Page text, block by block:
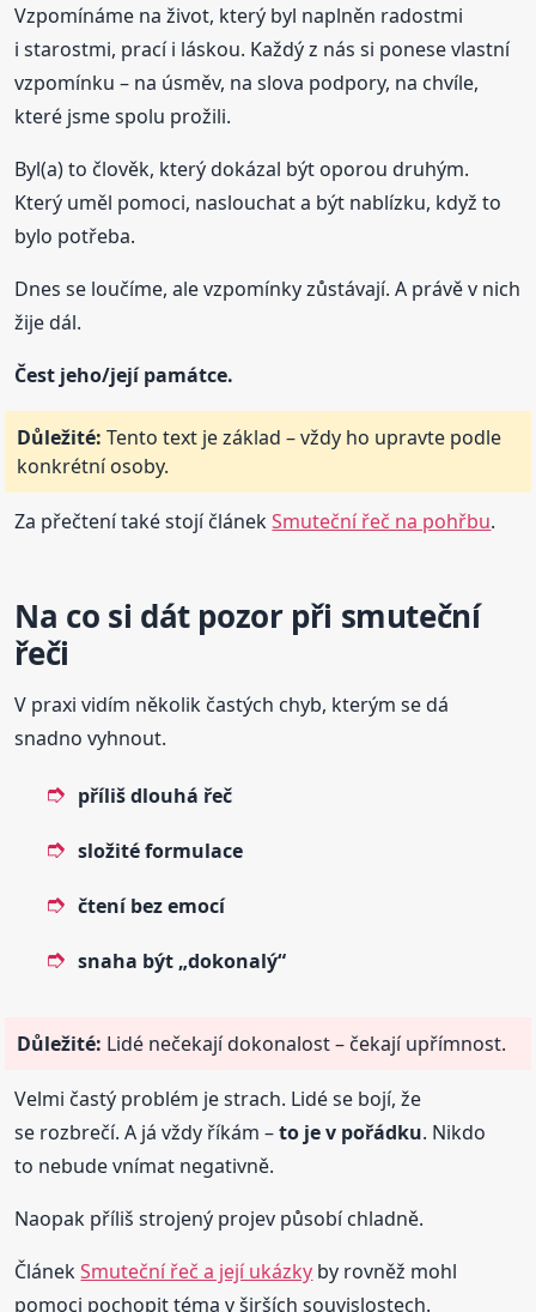
Vzpomínáme na život, který byl naplněn radostmi
i starostmi, prací i láskou. Každý z nás si ponese vlastní
vzpomínku – na úsměv, na slova podpory, na chvíle,
které jsme spolu prožili.
Byl(a) to člověk, který dokázal být oporou druhým.
Který uměl pomoci, naslouchat a být nablízku, když to
bylo potřeba.
Dnes se loučíme, ale vzpomínky zůstávají. A právě v nich
žije dál.
Čest jeho/její památce.
Důležité: Tento text je základ – vždy ho upravte podle
konkrétní osoby.
Za přečtení také stojí článekSmuteční řeč na pohřbu.
Na co si dát pozor při smuteční
řeči
V praxi vidím několik častých chyb, kterým se dá
snadno vyhnout.
příliš dlouhá řeč
složité formulace
čtení bez emocí
snaha být „dokonalý“
Důležité: Lidé nečekají dokonalost – čekají upřímnost.
Velmi častý problém je strach. Lidé se bojí, že
se rozbrečí. A já vždy říkám –to je v pořádku. Nikdo
to nebude vnímat negativně.
Naopak příliš strojený projev působí chladně.
ČlánekSmuteční řeč a její ukázky by rovněž mohl
pomoci pochopit téma v širších souvislostech.